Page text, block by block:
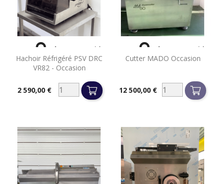
Hachoir Réfrigéré PSV DRC
VR82 - Occasion
Prix2 590,00 €
 Aperçu rapide
Cutter MADO Occasion
Prix
12 500,00 €
 Aperçu rapide